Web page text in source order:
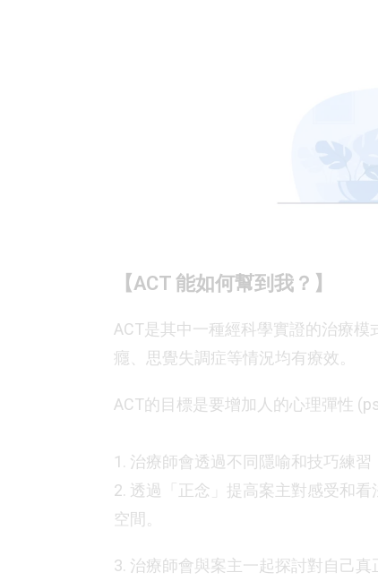
【ACT 能如何幫到我？】
ACT是其中一種經科學實證的治療
癮、思覺失調症等情況均有療效。
ACT的目標是要增加人的心理彈性
1. 治療師會透過不同隱喻和技巧練習
2. 透過「正念」提高案主對感受和
空間。
3. 治療師會與案主一起探討對自己